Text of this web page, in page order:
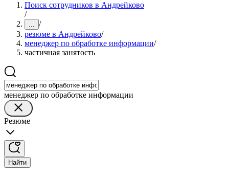
Поиск сотрудников в Андрейково
/
... /
резюме в Андрейково/
менеджер по обработке информации/
частичная занятость
менеджер по обработке информации
Резюме
Найти